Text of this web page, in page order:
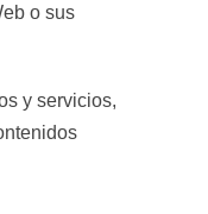
o sus
y servicios,